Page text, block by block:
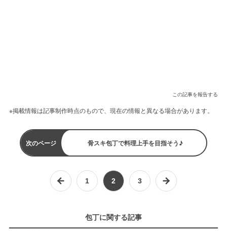
この記事を報告する
※掲載情報は記事制作時点のもので、現在の情報と異なる場合があります。
次のページ 骨スキ包丁で料理上手を目指そう♪
1 2 3
包丁に関する記事